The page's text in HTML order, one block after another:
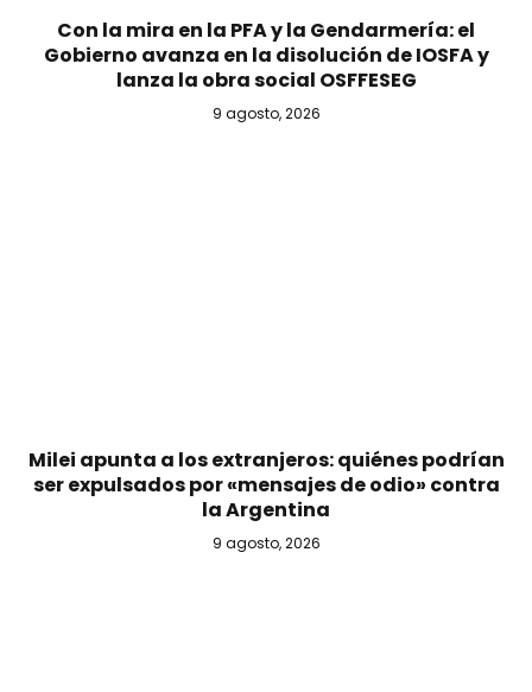
Con la mira en la PFA y la Gendarmería: el
Gobierno avanza en la disolución de IOSFA y
lanza la obra social OSFFESEG
9 agosto, 2026
Milei apunta a los extranjeros: quiénes podrían
ser expulsados por «mensajes de odio» contra
la Argentina
9 agosto, 2026